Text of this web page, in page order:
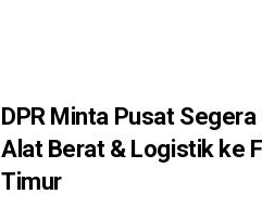
DPR Minta Pusat Segera
Alat Berat & Logistik ke
Timur